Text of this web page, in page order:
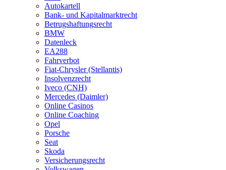
Autokartell
Bank- und Kapitalmarktrecht
Betrugshaftungsrecht
BMW
Datenleck
EA288
Fahrverbot
Fiat-Chrysler (Stellantis)
Insolvenzrecht
Iveco (CNH)
Mercedes (Daimler)
Online Casinos
Online Coaching
Opel
Porsche
Seat
Skoda
Versicherungsrecht